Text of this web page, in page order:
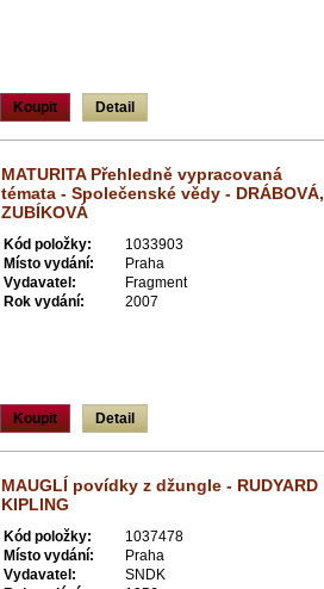
Koupit Detail
MATURITA Přehledně vypracovaná
témata - Společenské vědy - DRÁBOVÁ,
ZUBÍKOVÁ
Kód položky:
1033903
Místo vydání:
Praha
Vydavatel:
Fragment
Rok vydání:
2007
Koupit Detail
MAUGLÍ povídky z džungle - RUDYARD
KIPLING
Kód položky:
1037478
Místo vydání:
Praha
Vydavatel:
SNDK